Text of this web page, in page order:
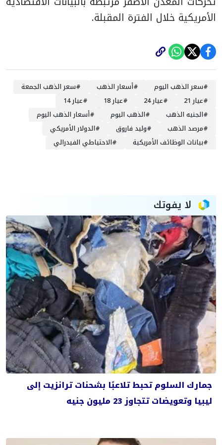
الأمريكية خلال الفترة المقبلة.
#سعر الذهب اليوم #أسعار الذهب #سعر الذهب الجمعة
#عيار 21 #عيار 24 #عيار 18 #عيار 14
#الجنيه الذهب #الذهب اليوم #أسعار الذهب اليوم
#مرصد الذهب #وليد فاروق #الدولار الأمريكي
#بيانات الوظائف الأمريكية #الاحتياطي الفيدرالي
لا يفوتك
جمارك السلوم تحبط تلاعبًا بشحنات ترانزيت إلى
ليبيا وتعويضات تتجاوز 23 مليون جنيه